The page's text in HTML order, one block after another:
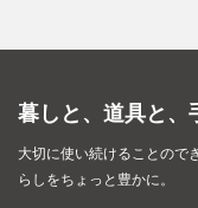
暮しと、道具と、
大切に使い続けることので
らしをちょっと豊かに。